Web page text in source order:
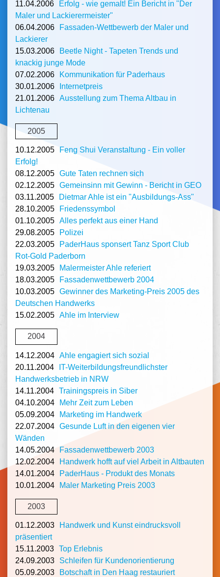
11.04.2006
Erfolg - wie gemalt! Ein Bericht in "Der
Maler und Lackierermeister"
06.04.2006
Fassaden-Wettbewerb der Maler und
Lackierer
15.03.2006
Beetle Night - Tapeten Trends und
knackig junge Mode
07.02.2006
Kommunikation für Paderhaus
30.01.2006
Internetpreis
21.01.2006 Ausstellung zum Thema Altbau in
Lichtenau
2005
10.12.2005
Feng Shui Veranstaltung - Ein voller
Erfolg!
08.12.2005 Gute Taten rechnen sich
02.12.2005 Gemeinsinn mit Gewinn - Bericht in GEO
03.11.2005
Dietmar Ahle ist ein "Ausbildungs-Ass"
28.10.2005
Friedenssymbol
01.10.2005 Alles perfekt aus einer Hand
29.08.2005
Polizei
22.03.2005
PaderHaus sponsert Tanz Sport Club
Rot-Gold Paderborn
19.03.2005
Malermeister Ahle referiert
18.03.2005
Fassadenwettbewerb 2004
10.03.2005 Gewinner des Marketing-Preis 2005 des
Deutschen Handwerks
15.02.2005 Ahle im Interview
2004
14.12.2004 Ahle engagiert sich sozial
20.11.2004
IT-Weiterbildungsfreundlichster
Handwerksbetrieb in NRW
14.11.2004 Trainingspreis in Siber
04.10.2004
Mehr Zeit zum Leben
05.09.2004
Marketing im Handwerk
22.07.2004 Gesunde Luft in den eigenen vier
Wänden
14.05.2004
Fassadenwettbewerb 2003
12.02.2004
Handwerk hofft auf viel Arbeit in Altbauten
14.01.2004
PaderHaus - Produkt des Monats
10.01.2004
Maler Marketing Preis 2003
2003
01.12.2003
Handwerk und Kunst eindrucksvoll
präsentiert
15.11.2003 Top Erlebnis
24.09.2003
Schleifen für Kundenorientierung
05.09.2003
Botschaft in Den Haag restauriert